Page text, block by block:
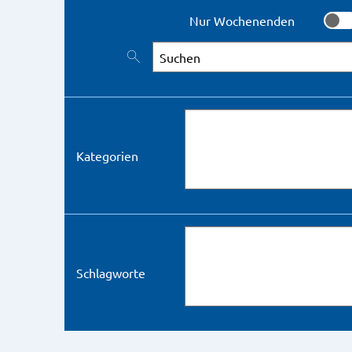
Nur Wochenenden
Nur
Nach Veranstaltungen suchen
Kategorien
Schlagworte